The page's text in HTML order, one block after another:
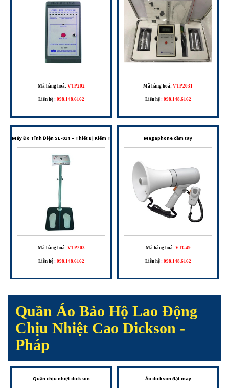
Mã hàng hoá: VTP202
Liên hệ : 098.148.6162
Mã hàng hoá: VTP2031
Liên hệ : 098.148.6162
Máy Đo Tĩnh Điện SL-031 – Thiết Bị Kiểm Tra Vòng Đeo Tay Và Giày Chống Tĩnh Điện
Mã hàng hoá: VTP203
Liên hệ : 098.148.6162
Megaphone cầm tay
Mã hàng hoá: VTG49
Liên hệ : 098.148.6162
Quần Áo Bảo Hộ Lao Động
Chịu Nhiệt Cao Dickson -
Pháp
Quần chịu nhiệt dickson Áo dickson đặt may